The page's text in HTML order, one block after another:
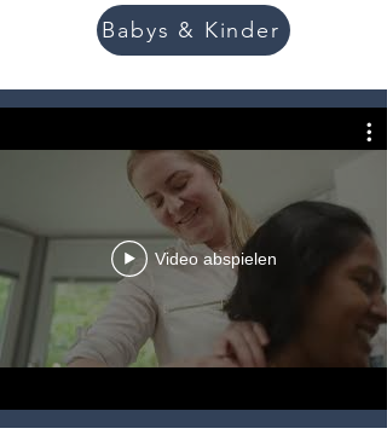
Babys & Kinder
Chiropraktiker in München
Kurzfilm
Video abspielen